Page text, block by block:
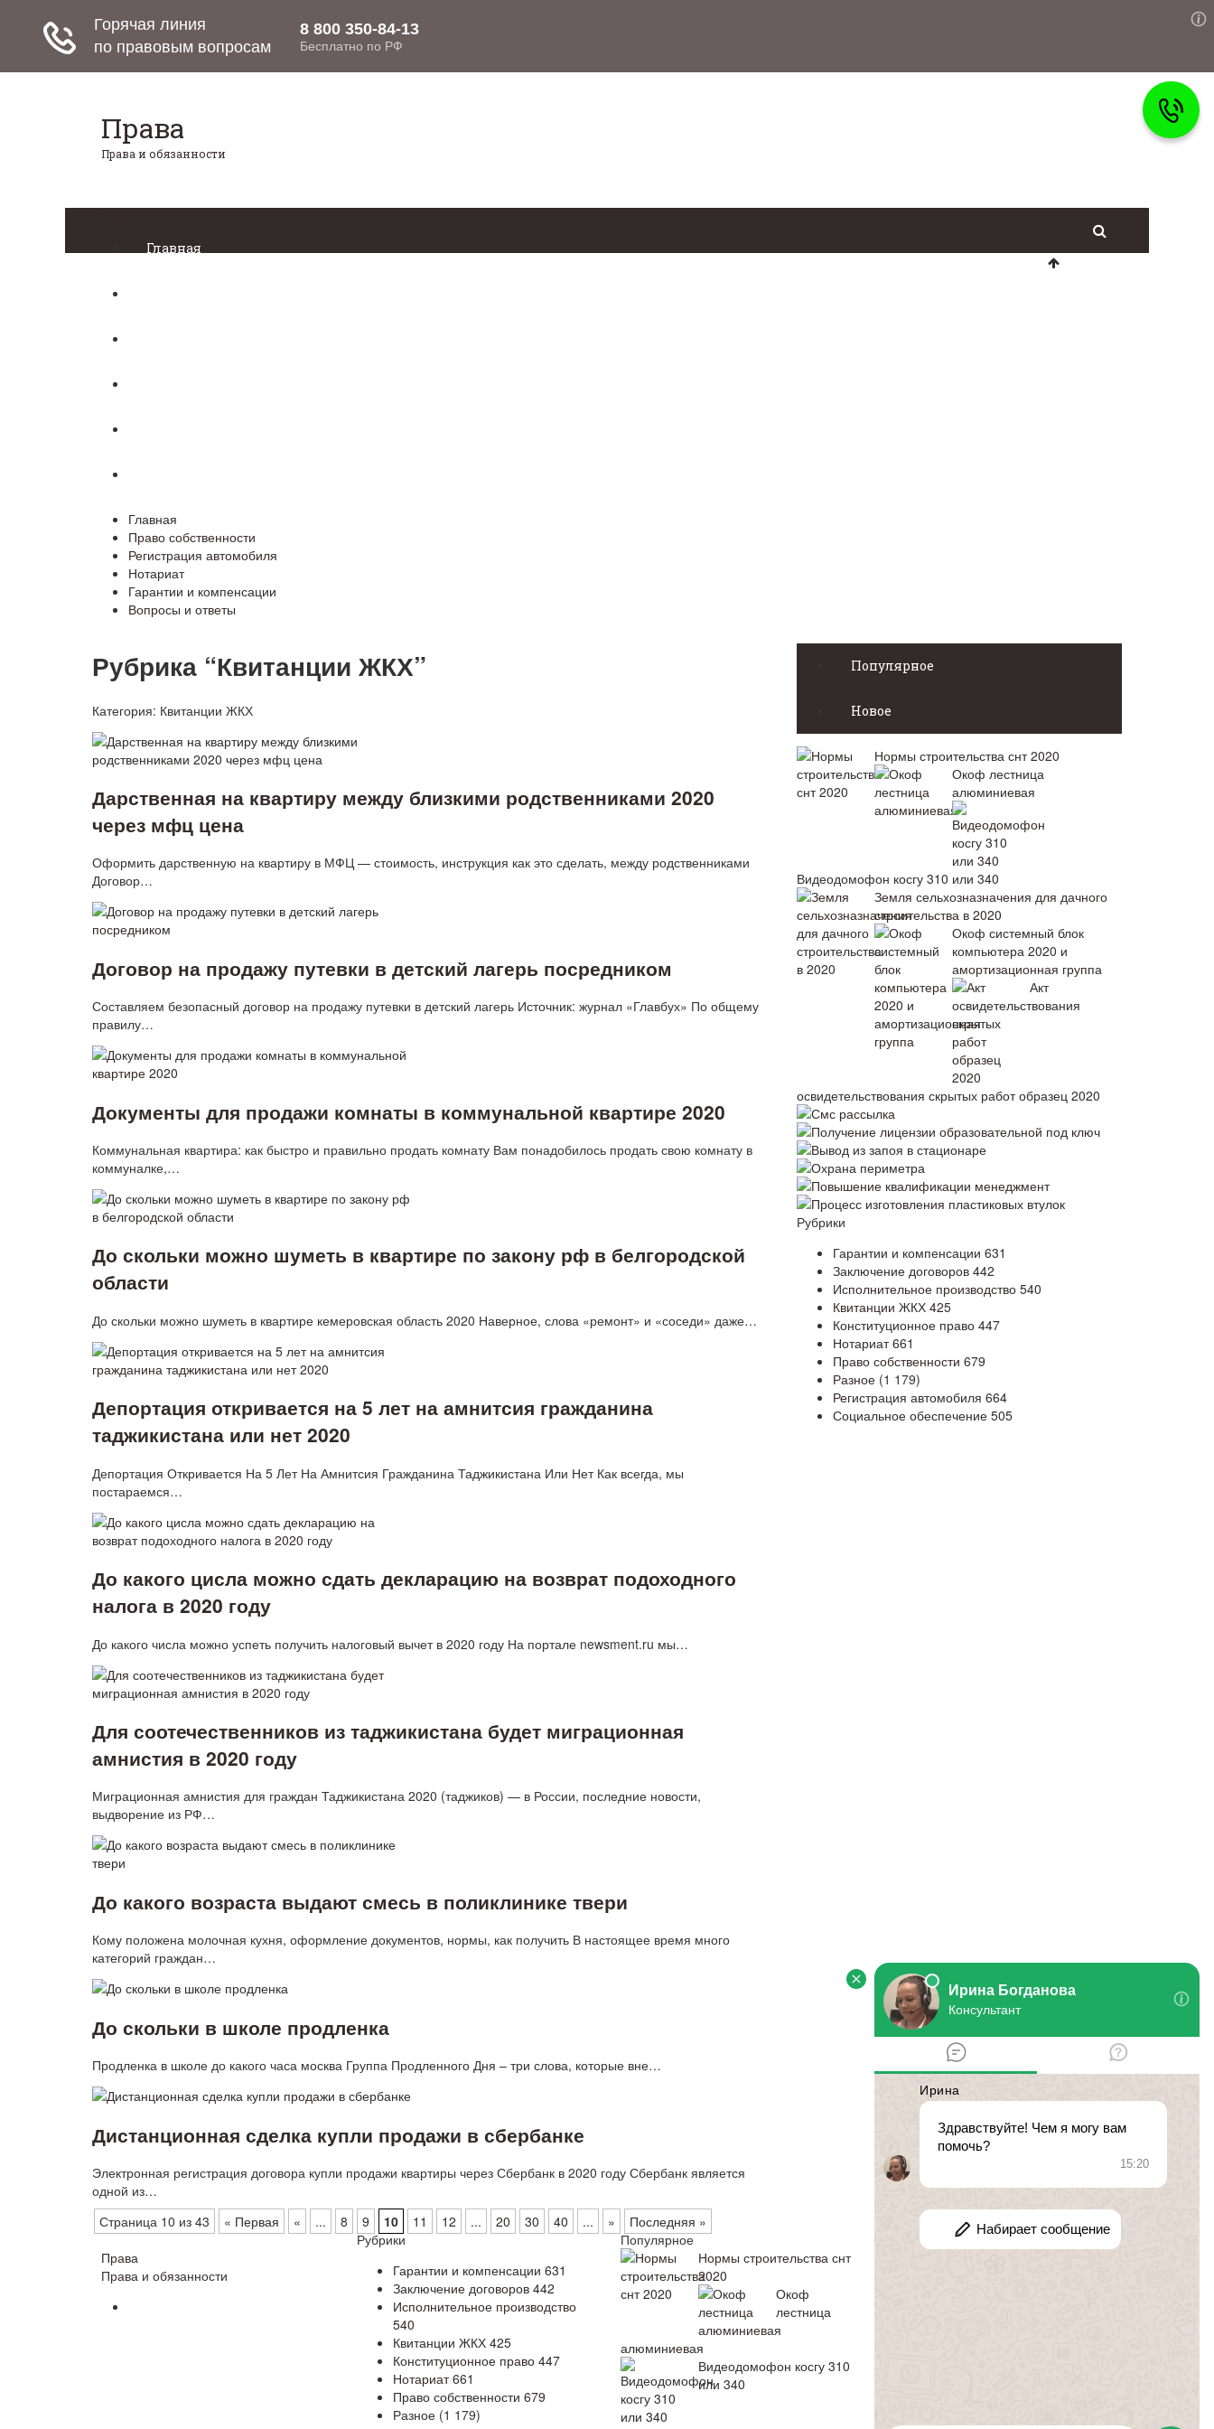
Права
Права и обязанности
Главная
Главная
Право собственности
Регистрация автомобиля
Нотариат
Гарантии и компенсации
Вопросы и ответы
Рубрика “Квитанции ЖКХ”
Категория: Квитанции ЖКХ
Дарственная на квартиру между близкими родственниками 2020
через мфц цена
Оформить дарственную на квартиру в МФЦ — стоимость, инструкция как это сделать, между родственниками
Договор…
Договор на продажу путевки в детский лагерь посредником
Составляем безопасный договор на продажу путевки в детский лагерь Источник: журнал «Главбух» По общему
правилу…
Документы для продажи комнаты в коммунальной квартире 2020
Коммунальная квартира: как быстро и правильно продать комнату Вам понадобилось продать свою комнату в
коммуналке,…
До скольки можно шуметь в квартире по закону рф в белгородской
области
До скольки можно шуметь в квартире кемеровская область 2020 Наверное, слова «ремонт» и «соседи» даже…
Депортация откривается на 5 лет на амнитсия гражданина
таджикистана или нет 2020
Депортация Откривается На 5 Лет На Амнитсия Гражданина Таджикистана Или Нет Как всегда, мы
постараемся…
До какого цисла можно сдать декларацию на возврат подоходного
налога в 2020 году
До какого числа можно успеть получить налоговый вычет в 2020 году На портале newsment.ru мы…
Для соотечественников из таджикистана будет миграционная
амнистия в 2020 году
Миграционная амнистия для граждан Таджикистана 2020 (таджиков) — в России, последние новости,
выдворение из РФ…
До какого возраста выдают смесь в поликлинике твери
Кому положена молочная кухня, оформление документов, нормы, как получить В настоящее время много
категорий граждан…
До скольки в школе продленка
Продленка в школе до какого часа москва Группа Продленного Дня – три слова, которые вне…
Дистанционная сделка купли продажи в сбербанке
Электронная регистрация договора купли продажи квартиры через Сбербанк в 2020 году Сбербанк является
одной из…
Страница 10 из 43
« Первая « ... 8 9 10 11 12 ... 20 30 40 ... » Последняя »
Популярное
Новое
Нормы строительства снт 2020
Окоф лестница
алюминиевая
Видеодомофон косгу 310 или 340
Земля сельхозназначения для дачного
строительства в 2020
Окоф системный блок
компьютера 2020 и
амортизационная группа
Акт
освидетельствования скрытых работ образец 2020
Смс рассылка
Получение лицензии образовательной под ключ
Вывод из запоя в стационаре
Охрана периметра
Повышение квалификации менеджмент
Процесс изготовления пластиковых втулок
Рубрики
Гарантии и компенсации 631
Заключение договоров 442
Исполнительное производство 540
Квитанции ЖКХ 425
Конституционное право 447
Нотариат661
Право собственности 679
Разное (1 179)
Регистрация автомобиля 664
Социальное обеспечение 505
Права
Права и обязанности
Рубрики
Гарантии и компенсации 631
Заключение договоров 442
Исполнительное производство
540
Квитанции ЖКХ 425
Конституционное право 447
Нотариат661
Право собственности 679
Разное(1 179)
Популярное
Нормы строительства снт
2020
Окоф
лестница
алюминиевая
Видеодомофон косгу 310
или 340
Контакты